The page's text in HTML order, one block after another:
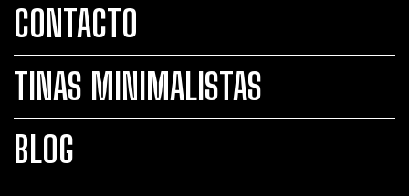
CONTACTO
TINAS MINIMALISTAS
BLOG